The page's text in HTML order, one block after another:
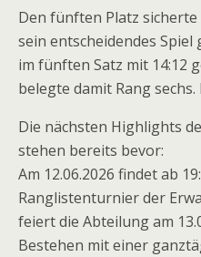
Den fünften Platz
sein entscheidendes
im fünften Satz mit 14:12
belegte damit Rang
Die nächsten Highlights
stehen bereits bevor:
Am 12.06.2026 findet ab
Ranglistenturnier der
feiert die Abteilung am
Bestehen mit einer